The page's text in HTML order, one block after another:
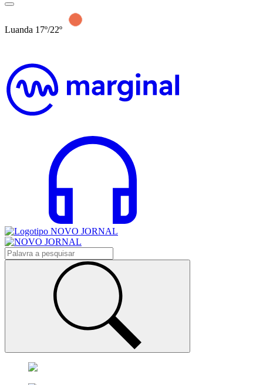
Luanda 17º/22º